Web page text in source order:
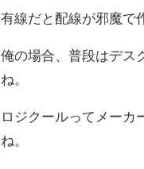
有線だと配線が邪魔で
俺の場合、普段はデス
ね。
ロジクールってメーカ
ね。